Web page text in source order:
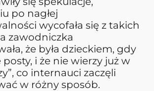
po nagłej
wycofała się z takich
zawodniczka
że była dzieckiem, gdy
posty, i że nie wierzy już w
co internauci zaczęli
w różny sposób.